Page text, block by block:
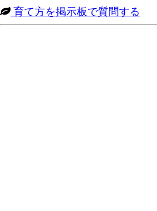
育て方を掲示板で質問する